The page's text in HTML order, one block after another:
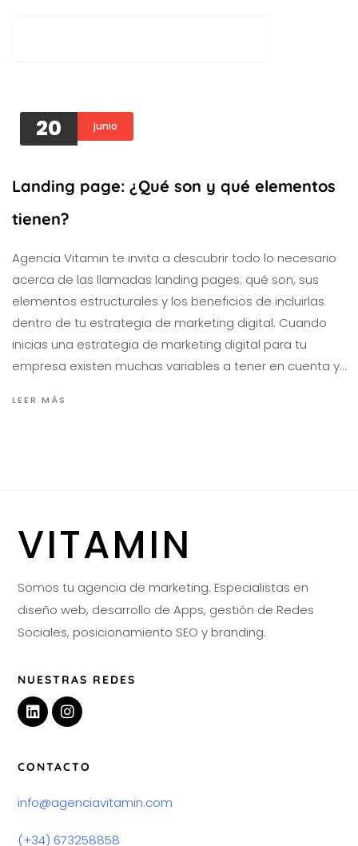
20 junio
Landing page: ¿Qué son y qué elementos
tienen?
Agencia Vitamin te invita a descubrir todo lo necesario
acerca de las llamadas landing pages: qué son, sus
elementos estructurales y los beneficios de incluirlas
dentro de tu estrategia de marketing digital. Cuando
inicias una estrategia de marketing digital para tu
empresa existen muchas variables a tener en cuenta y…
LEER MÁS
VITAMIN
Somos tu agencia de marketing. Especialistas en
diseño web, desarrollo de Apps, gestión de Redes
Sociales, posicionamiento SEO y branding.
NUESTRAS REDES
CONTACTO
info@agenciavitamin.com
(+34) 673258858